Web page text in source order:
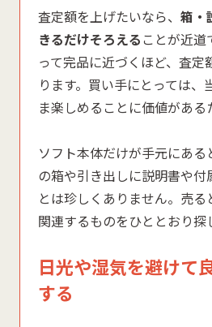
査定額を上げたいなら、 箱・
きるだけそろえる ことが近道
って完品に近づくほど、査定
ります。買い手にとっては、
ま楽しめることに価値がある
ソフト本体だけが手元にある
の箱や引き出しに説明書や付
とは珍しくありません。売る
関連するものをひととおり探
日光や湿気を避けて
する